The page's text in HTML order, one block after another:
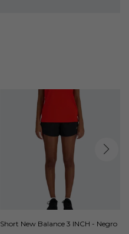
Short New Balance 3 INCH - Negro